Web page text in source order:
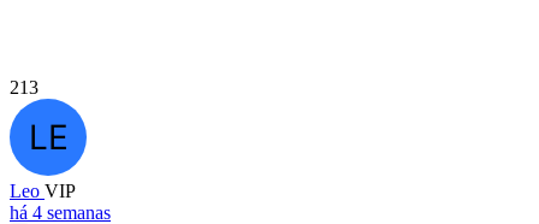
213
Leo VIP
há 4 semanas